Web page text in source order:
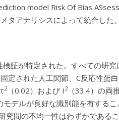
model Risk Of Bias
タアナリシスによって統合した。
証が特定された。すべての研
定された人工関節、C反応性蛋
2（0.02）および I 2（33.4）の両
デルが良好な識別能を有する
究間の不均一性はわずかであるこ